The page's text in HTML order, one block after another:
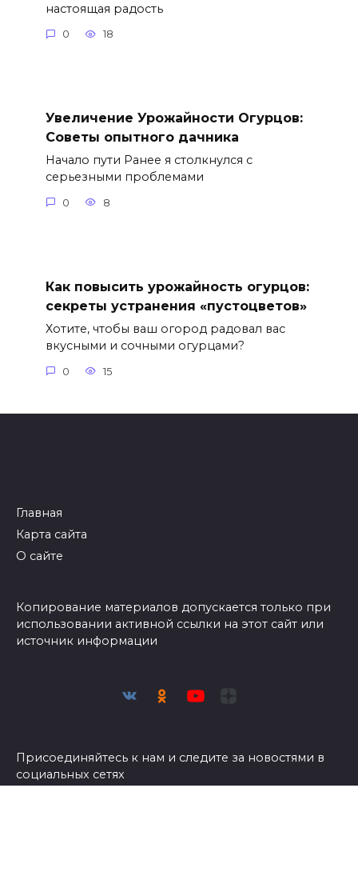
настоящая радость
0 18
Увеличение Урожайности Огурцов:
Советы опытного дачника
Начало пути Ранее я столкнулся с
серьезными проблемами
0 8
Как повысить урожайность огурцов:
секреты устранения «пустоцветов»
Хотите, чтобы ваш огород радовал вас
вкусными и сочными огурцами?
0 15
Главная
Карта сайта
О сайте
Копирование материалов допускается только при
использовании активной ссылки на этот сайт или
источник информации
Присоединяйтесь к нам и следите за новостями в
социальных сетях